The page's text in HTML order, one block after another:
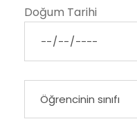
Doğum Tarihi